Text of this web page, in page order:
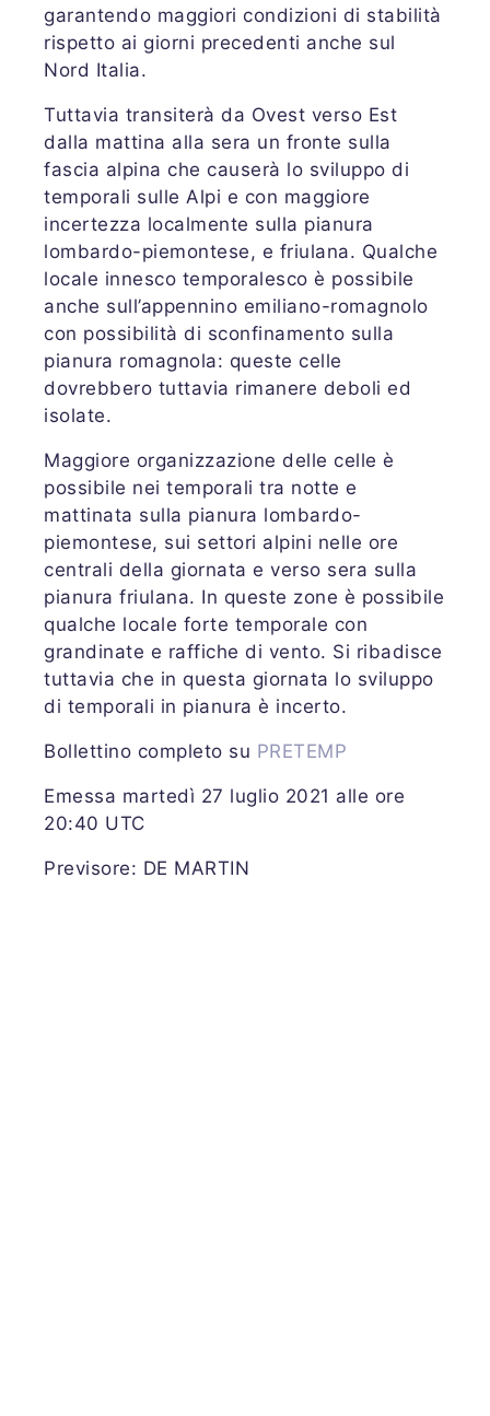
garantendo maggiori condizioni di stabilità
rispetto ai giorni precedenti anche sul
Nord Italia.
Tuttavia transiterà da Ovest verso Est
dalla mattina alla sera un fronte sulla
fascia alpina che causerà lo sviluppo di
temporali sulle Alpi e con maggiore
incertezza localmente sulla pianura
lombardo-piemontese, e friulana. Qualche
locale innesco temporalesco è possibile
anche sull’appennino emiliano-romagnolo
con possibilità di sconfinamento sulla
pianura romagnola: queste celle
dovrebbero tuttavia rimanere deboli ed
isolate.
Maggiore organizzazione delle celle è
possibile nei temporali tra notte e
mattinata sulla pianura lombardo-
piemontese, sui settori alpini nelle ore
centrali della giornata e verso sera sulla
pianura friulana. In queste zone è possibile
qualche locale forte temporale con
grandinate e raffiche di vento. Si ribadisce
tuttavia che in questa giornata lo sviluppo
di temporali in pianura è incerto.
Bollettino completo su PRETEMP
Emessa martedì 27 luglio 2021 alle ore
20:40 UTC
Previsore: DE MARTIN